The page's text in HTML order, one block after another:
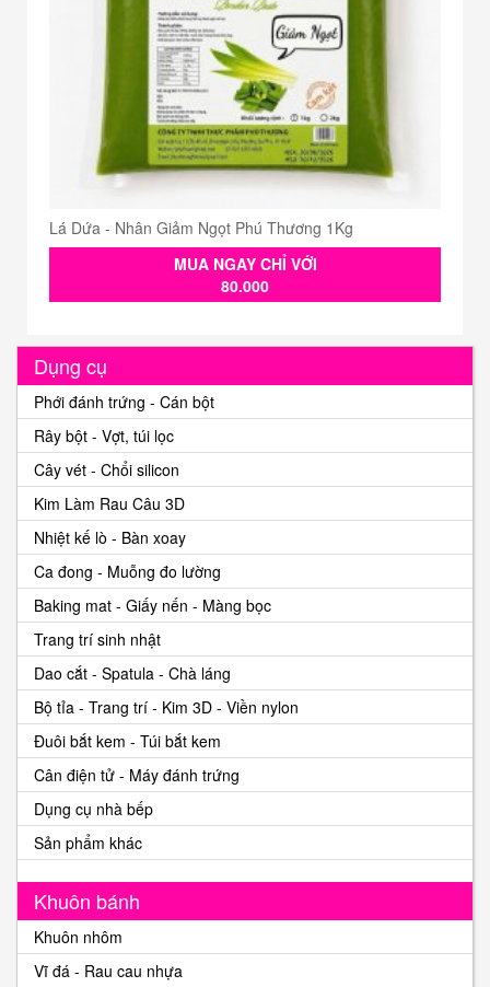
Lá Dứa - Nhân Giảm Ngọt Phú Thương 1Kg
MUA NGAY CHỈ VỚI
80.000
Dụng cụ
Phới đánh trứng - Cán bột
Rây bột - Vợt, túi lọc
Cây vét - Chổi silicon
Kim Làm Rau Câu 3D
Nhiệt kế lò - Bàn xoay
Ca đong - Muỗng đo lường
Baking mat - Giấy nến - Màng bọc
Trang trí sinh nhật
Dao cắt - Spatula - Chà láng
Bộ tỉa - Trang trí - Kim 3D - Viền nylon
Đuôi bắt kem - Túi bắt kem
Cân điện tử - Máy đánh trứng
Dụng cụ nhà bếp
Sản phẩm khác
Khuôn bánh
Khuôn nhôm
Vĩ đá - Rau cau nhựa